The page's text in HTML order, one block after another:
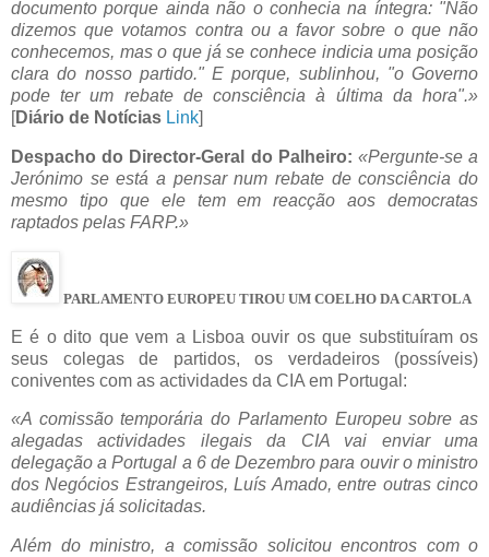
documento porque ainda não o conhecia na íntegra: "Não
dizemos que votamos contra ou a favor sobre o que não
conhecemos, mas o que já se conhece indicia uma posição
clara do nosso partido." E porque, sublinhou, "o Governo
pode ter um rebate de consciência à última da hora".»
[Diário de Notícias Link]
Despacho do Director-Geral do Palheiro: «Pergunte-se a
Jerónimo se está a pensar num rebate de consciência do
mesmo tipo que ele tem em reacção aos democratas
raptados pelas FARP.»
PARLAMENTO EUROPEU TIROU UM COELHO DA CARTOLA
E é o dito que vem a Lisboa ouvir os que substituíram os
seus colegas de partidos, os verdadeiros (possíveis)
coniventes com as actividades da CIA em Portugal:
«A comissão temporária do Parlamento Europeu sobre as
alegadas actividades ilegais da CIA vai enviar uma
delegação a Portugal a 6 de Dezembro para ouvir o ministro
dos Negócios Estrangeiros, Luís Amado, entre outras cinco
audiências já solicitadas.
Além do ministro, a comissão solicitou encontros com o